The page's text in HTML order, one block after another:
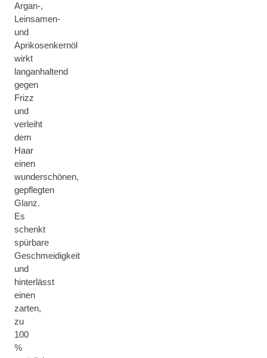
Argan-,
Leinsamen-
und
Aprikosenkernöl
wirkt
langanhaltend
gegen
Frizz
und
verleiht
dem
Haar
einen
wunderschönen,
gepflegten
Glanz.
Es
schenkt
spürbare
Geschmeidigkeit
und
hinterlässt
einen
zarten,
zu
100
%